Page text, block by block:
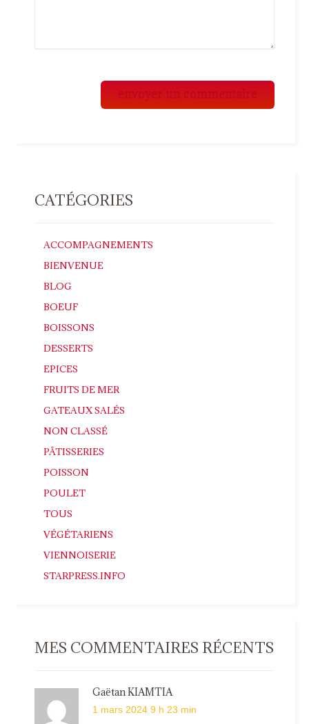
CATÉGORIES
ACCOMPAGNEMENTS
BIENVENUE
BLOG
BOEUF
BOISSONS
DESSERTS
EPICES
FRUITS DE MER
GATEAUX SALÉS
NON CLASSÉ
PÂTISSERIES
POISSON
POULET
TOUS
VÉGÉTARIENS
VIENNOISERIE
STARPRESS.INFO
MES COMMENTAIRES RÉCENTS
Gaëtan KIAMTIA
1 mars 2024 9 h 23 min